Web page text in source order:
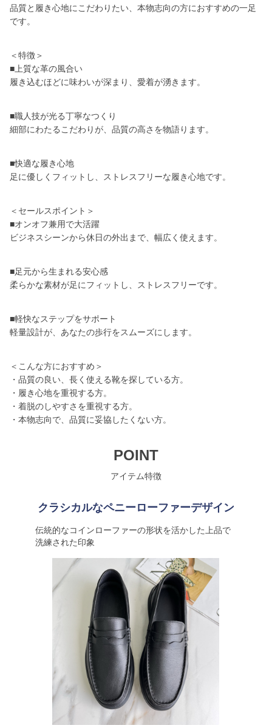
品質と履き心地にこだわりたい、本物志向の方におすすめの一足
です。
＜特徴＞
■上質な革の風合い
履き込むほどに味わいが深まり、愛着が湧きます。
■職人技が光る丁寧なつくり
細部にわたるこだわりが、品質の高さを物語ります。
■快適な履き心地
足に優しくフィットし、ストレスフリーな履き心地です。
＜セールスポイント＞
■オンオフ兼用で大活躍
ビジネスシーンから休日の外出まで、幅広く使えます。
■足元から生まれる安心感
柔らかな素材が足にフィットし、ストレスフリーです。
■軽快なステップをサポート
軽量設計が、あなたの歩行をスムーズにします。
＜こんな方におすすめ＞
・品質の良い、長く使える靴を探している方。
・履き心地を重視する方。
・着脱のしやすさを重視する方。
・本物志向で、品質に妥協したくない方。
POINT
アイテム特徴
クラシカルなペニーローファーデザイン
伝統的なコインローファーの形状を活かした上品で
洗練された印象